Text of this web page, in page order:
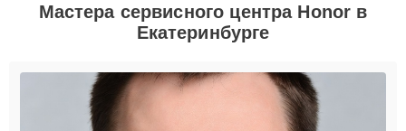
Мастера сервисного центра Honor в
Екатеринбурге